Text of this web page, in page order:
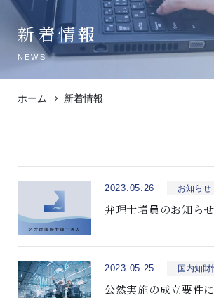
新着情報
NEWS
ホーム 新着情報
2023.05.26 お知らせ
弁理士増員のお知らせ
2023.05.25 国内知財
公然実施の成立要件